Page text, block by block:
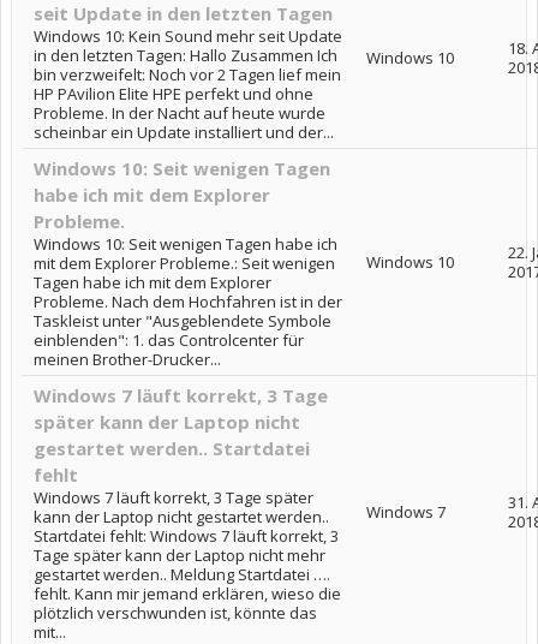
seit Update in den letzten Tagen
Windows 10: Kein Sound mehr seit Update
in den letzten Tagen: Hallo Zusammen Ich
bin verzweifelt: Noch vor 2 Tagen lief mein
HP PAvilion Elite HPE perfekt und ohne
Probleme. In der Nacht auf heute wurde
scheinbar ein Update installiert und der...
Windows 10
18.
Windows 10: Seit wenigen Tagen
habe ich mit dem Explorer
Probleme.
Windows 10: Seit wenigen Tagen habe ich
mit dem Explorer Probleme.: Seit wenigen
Tagen habe ich mit dem Explorer
Probleme. Nach dem Hochfahren ist in der
Taskleist unter "Ausgeblendete Symbole
einblenden": 1. das Controlcenter für
meinen Brother-Drucker...
Windows 10
22.
Windows 7 läuft korrekt, 3 Tage
später kann der Laptop nicht
gestartet werden.. Startdatei
fehlt
Windows 7 läuft korrekt, 3 Tage später
kann der Laptop nicht gestartet werden..
Startdatei fehlt: Windows 7 läuft korrekt, 3
Tage später kann der Laptop nicht mehr
gestartet werden.. Meldung Startdatei ….
fehlt. Kann mir jemand erklären, wieso die
plötzlich verschwunden ist, könnte das
mit...
Windows 7
31.